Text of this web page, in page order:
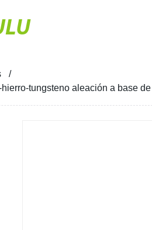
tungsteno aleación a base